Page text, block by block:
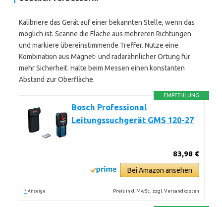
Kalibriere das Gerät auf einer bekannten Stelle, wenn das
möglich ist. Scanne die Fläche aus mehreren Richtungen
und markiere übereinstimmende Treffer. Nutze eine
Kombination aus Magnet- und radarähnlicher Ortung für
mehr Sicherheit. Halte beim Messen einen konstanten
Abstand zur Oberfläche.
EMPFEHLUNG
Bosch Professional
Leitungssuchgerät GMS 120-27
83,98 €
Bei Amazon ansehen
* Anzeige Preis inkl. MwSt., zzgl. Versandkosten